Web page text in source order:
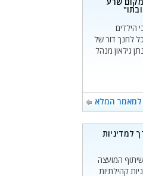
הילדים
לחנך דור של
גילאון מנהל
למאמר המלא
למדיניות
המועצה
קהילתיות